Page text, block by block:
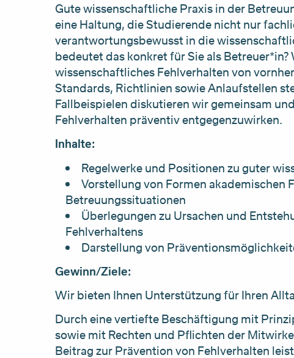
Gute wissenschaftliche Praxis in der
eine Haltung, die Studierende nicht nur
verantwortungsbewusst in die
bedeutet das konkret für Sie als
wissenschaftliches Fehlverhalten von
Standards, Richtlinien sowie Anlaufstellen
Fallbeispielen diskutieren wir gemeinsam
Fehlverhalten präventiv entgegenzuwirken.
Inhalte:
Regelwerke und Positionen zu guter
Vorstellung von Formen akademischen
Betreuungssituationen
Überlegungen zu Ursachen und
Fehlverhaltens
Darstellung von
Gewinn/Ziele:
Wir bieten Ihnen Unterstützung für Ihren
Durch eine vertiefte Beschäftigung mit
sowie mit Rechten und Pflichten der
Beitrag zur Prävention von Fehlverhalten